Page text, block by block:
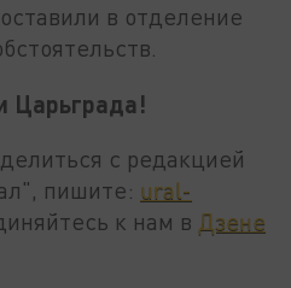
в отделение
Царьграда!
с редакцией
пишите: ural-
к нам в Дзене